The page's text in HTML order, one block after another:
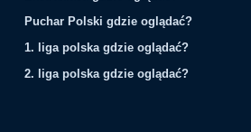
Puchar Polski gdzie oglądać?
1. liga polska gdzie oglądać?
2. liga polska gdzie oglądać?